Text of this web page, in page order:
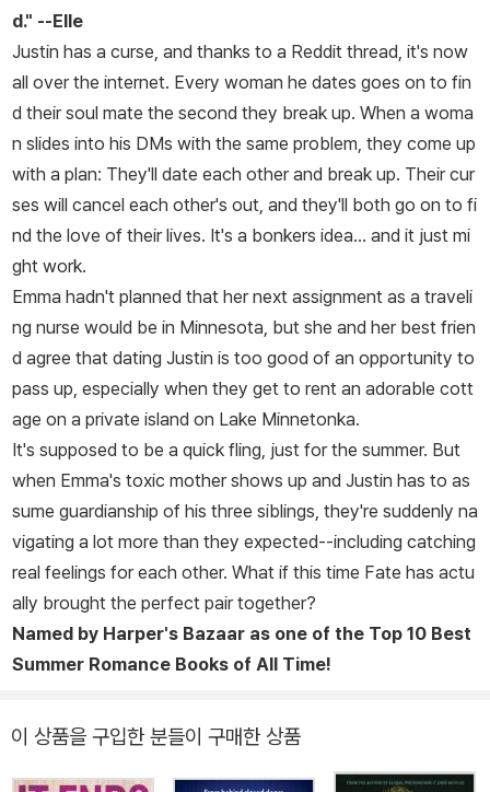
d." --Elle
Justin has a curse, and thanks to a Reddit thread, it's now
all over the internet. Every woman he dates goes on to fin
d their soul mate the second they break up. When a woma
n slides into his DMs with the same problem, they come up
with a plan: They'll date each other and break up. Their cur
ses will cancel each other's out, and they'll both go on to fi
nd the love of their lives. It's a bonkers idea... and it just mi
ght work.
Emma hadn't planned that her next assignment as a traveli
ng nurse would be in Minnesota, but she and her best frien
d agree that dating Justin is too good of an opportunity to
pass up, especially when they get to rent an adorable cott
age on a private island on Lake Minnetonka.
It's supposed to be a quick fling, just for the summer. But
when Emma's toxic mother shows up and Justin has to as
sume guardianship of his three siblings, they're suddenly na
vigating a lot more than they expected--including catching
real feelings for each other. What if this time Fate has actu
ally brought the perfect pair together?
Named by Harper's Bazaar as one of the Top 10 Best
Summer Romance Books of All Time!
이 상품을 구입한 분들이 구매한 상품